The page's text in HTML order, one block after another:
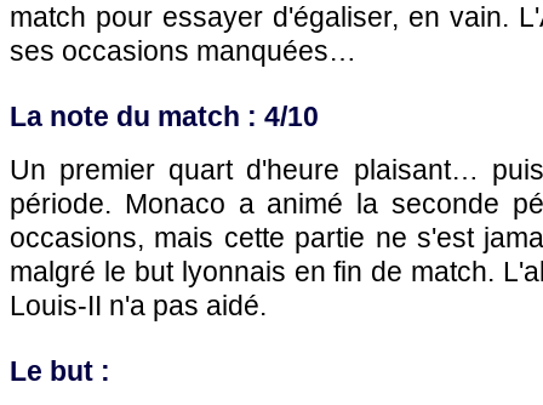
match pour essayer d'égaliser, en vain.
ses occasions manquées…
La note du match : 4/10
Un premier quart d'heure plaisant…
période. Monaco a animé la seconde
occasions, mais cette partie ne s'est
malgré le but lyonnais en fin de match.
Louis-II n'a pas aidé.
Le but :